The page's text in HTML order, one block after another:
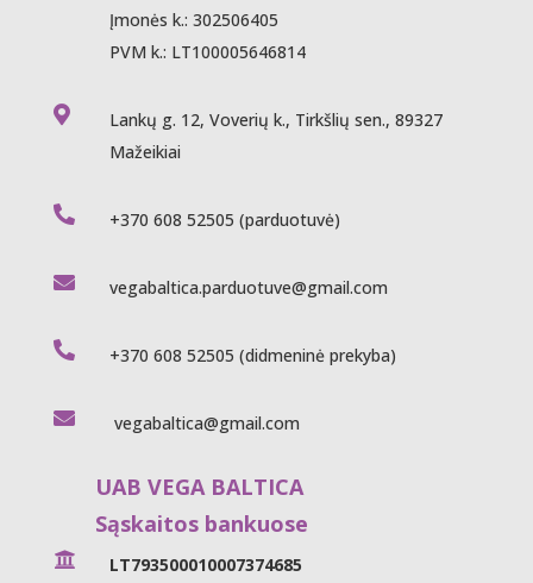
Įmonės k.: 302506405
PVM k.: LT100005646814

Lankų g. 12, Voverių k., Tirkšlių sen., 89327
Mažeikiai
 +370 608 52505 (parduotuvė)
 vegabaltica.parduotuve@gmail.com
 +370 608 52505 (didmeninė prekyba)
 vegabaltica@gmail.com
UAB VEGA BALTICA
Sąskaitos bankuose

LT793500010007374685